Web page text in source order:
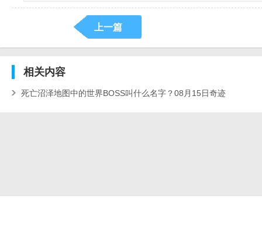
上一篇
相关内容
死亡沼泽地图中的世界BOSS叫什么名字？08月15日奇迹